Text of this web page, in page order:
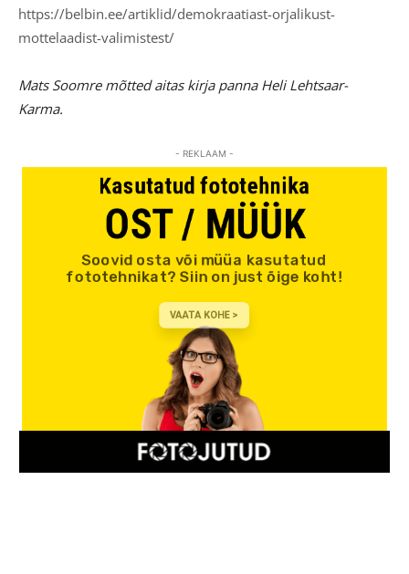
https://belbin.ee/artiklid/demokraatiast-orjalikust-
mottelaadist-valimistest/
Mats Soomre mõtted aitas kirja panna Heli Lehtsaar-
Karma.
- REKLAAM -